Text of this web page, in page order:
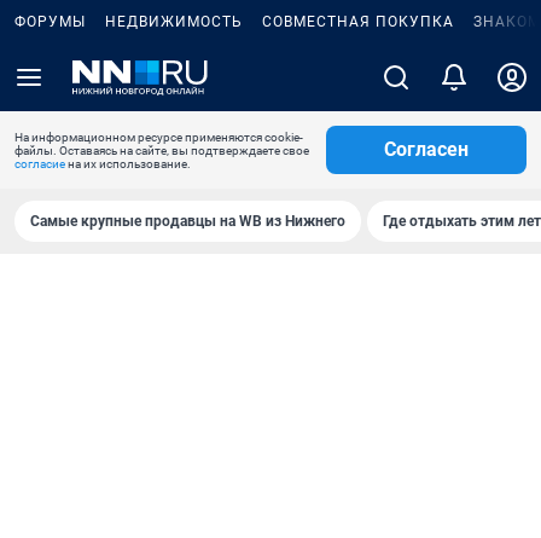
ФОРУМЫ НЕДВИЖИМОСТЬ СОВМЕСТНАЯ ПОКУПКА
На информационном ресурсе применяются cookie-
файлы. Оставаясь на сайте, вы подтверждаете свое
согласиена их использование.
Согласен
Самые крупные продавцы на WB из Нижнего Где отдыхать этим